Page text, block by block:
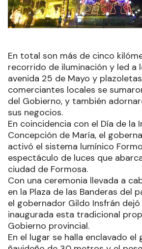
En total son más de cinco
recorrido de iluminación y led a
avenida 25 de Mayo y
comerciantes locales se
del Gobierno, y también
sus negocios.
En coincidencia con el Día de la
Concepción de María, el
activó el sistema lumínico
espectáculo de luces que
ciudad de Formosa.
Con una ceremonia llevada a
en la Plaza de las Banderas del
el gobernador Gildo Insfrán
inaugurada esta tradicional
Gobierno provincial.
En el lugar se halla enclavado el